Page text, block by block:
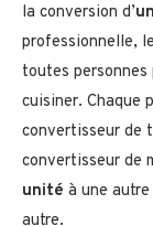
la conversion d’
professionnelle,
toutes
cuisiner. Chaque
convertisseur de
convertisseur de
unité à une
autre.